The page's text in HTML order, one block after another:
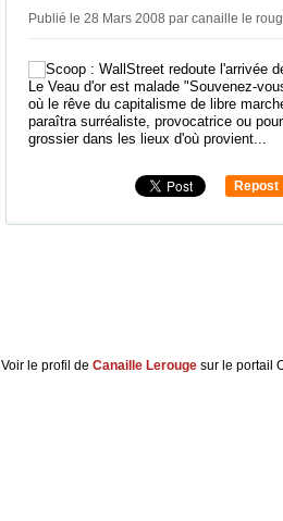
Publié le 28 Mars 2008 par canaille le
Le Veau d'or est malade "Souvenez-
où le rêve du capitalisme de libre
paraîtra surréaliste, provocatrice ou
grossier dans les lieux d'où provient...
Repost
Voir le profil de Canaille Lerougesur le portail